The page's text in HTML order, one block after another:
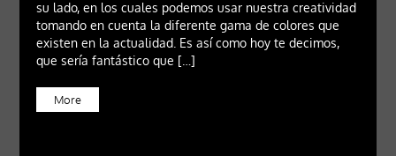
su lado, en los cuales podemos usar nuestra creatividad
tomando en cuenta la diferente gama de colores que
existen en la actualidad. Es así como hoy te decimos,
que sería fantástico que […]
More